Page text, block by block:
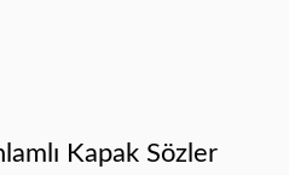
Kapak Sözler